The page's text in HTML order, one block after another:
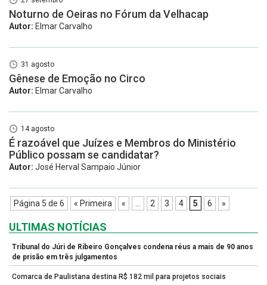
Noturno de Oeiras no Fórum da Velhacap
Autor: Elmar Carvalho
31 agosto
Gênese de Emoção no Circo
Autor: Elmar Carvalho
14 agosto
É razoável que Juízes e Membros do Ministério
Público possam se candidatar?
Autor: José Herval Sampaio Júnior
Página 5 de 6 « Primeira « 2 3 4 5 6 »
ULTIMAS NOTÍCIAS
Tribunal do Júri de Ribeiro Gonçalves condena réus a mais de 90 anos
de prisão em três julgamentos
Comarca de Paulistana destina R$ 182 mil para projetos sociais